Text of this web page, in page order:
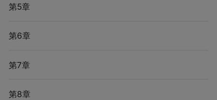
第5章
第6章
第7章
第8章